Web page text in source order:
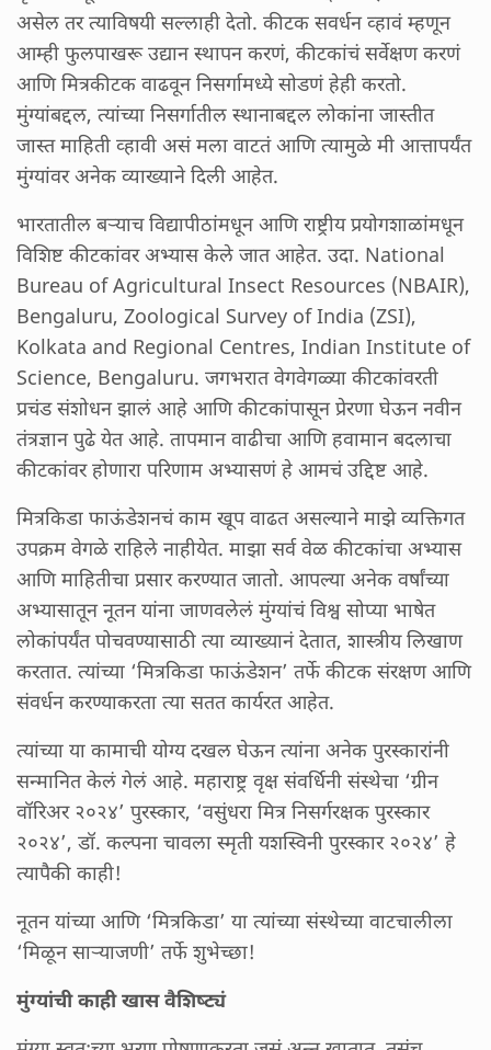
असेल तर त्याविषयी सल्लाही देतो. कीटक सवर्धन व्हावं म्हणून
आम्ही फुलपाखरू उद्यान स्थापन करणं, कीटकांचं सर्वेक्षण करणं
आणि मित्रकीटक वाढवून निसर्गामध्ये सोडणं हेही करतो.
मुंग्यांबद्दल, त्यांच्या निसर्गातील स्थानाबद्दल लोकांना जास्तीत
जास्त माहिती व्हावी असं मला वाटतं आणि त्यामुळे मी आत्तापर्यंत
मुंग्यांवर अनेक व्याख्याने दिली आहेत.
भारतातील बऱ्याच विद्यापीठांमधून आणि राष्ट्रीय प्रयोगशाळांमधून
विशिष्ट कीटकांवर अभ्यास केले जात आहेत. उदा. National
Bureau of Agricultural Insect Resources (NBAIR),
Bengaluru, Zoological Survey of India (ZSI),
Kolkata and Regional Centres, Indian Institute of
Science, Bengaluru. जगभरात वेगवेगळ्या कीटकांवरती
प्रचंड संशोधन झालं आहे आणि कीटकांपासून प्रेरणा घेऊन नवीन
तंत्रज्ञान पुढे येत आहे. तापमान वाढीचा आणि हवामान बदलाचा
कीटकांवर होणारा परिणाम अभ्यासणं हे आमचं उद्दिष्ट आहे.
मित्रकिडा फाऊंडेशनचं काम खूप वाढत असल्याने माझे व्यक्तिगत
उपक्रम वेगळे राहिले नाहीयेत. माझा सर्व वेळ कीटकांचा अभ्यास
आणि माहितीचा प्रसार करण्यात जातो. आपल्या अनेक वर्षांच्या
अभ्यासातून नूतन यांना जाणवलेलं मुंग्यांचं विश्व सोप्या भाषेत
लोकांपर्यंत पोचवण्यासाठी त्या व्याख्यानं देतात, शास्त्रीय लिखाण
करतात. त्यांच्या ‘मित्रकिडा फाऊंडेशन’ तर्फे कीटक संरक्षण आणि
संवर्धन करण्याकरता त्या सतत कार्यरत आहेत.
त्यांच्या या कामाची योग्य दखल घेऊन त्यांना अनेक पुरस्कारांनी
सन्मानित केलं गेलं आहे. महाराष्ट्र वृक्ष संवर्धिनी संस्थेचा ‘ग्रीन
वॉरिअर २०२४’ पुरस्कार, ‘वसुंधरा मित्र निसर्गरक्षक पुरस्कार
२०२४’, डॉ. कल्पना चावला स्मृती यशस्विनी पुरस्कार २०२४’ हे
त्यापैकी काही!
नूतन यांच्या आणि ‘मित्रकिडा’ या त्यांच्या संस्थेच्या वाटचालीला
‘मिळून साऱ्याजणी’ तर्फे शुभेच्छा!
मुंग्यांची काही खास वैशिष्ट्यं